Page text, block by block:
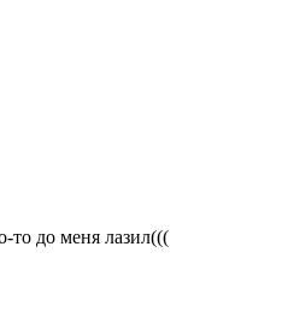
то до меня лазил(((